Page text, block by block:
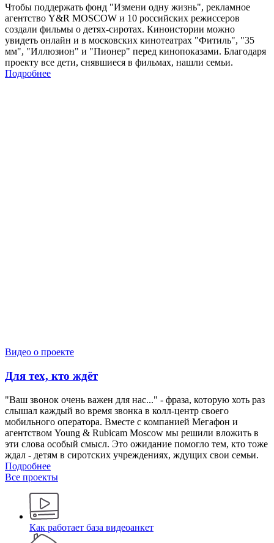
Чтобы поддержать фонд "Измени одну жизнь", рекламное
агентство Y&R MOSCOW и 10 российских режиссеров
создали фильмы о детях-сиротах. Киноистории можно
увидеть онлайн и в московских кинотеатрах "Фитиль", "35
мм", "Иллюзион" и "Пионер" перед кинопоказами. Благодаря
проекту все дети, снявшиеся в фильмах, нашли семьи.
Подробнее
Видео о проекте
Для тех, кто ждёт
"Ваш звонок очень важен для нас..." - фраза, которую хоть раз
слышал каждый во время звонка в колл-центр своего
мобильного оператора. Вместе с компанией Мегафон и
агентством Young & Rubicam Moscow мы решили вложить в
эти слова особый смысл. Это ожидание помогло тем, кто тоже
ждал - детям в сиротских учреждениях, ждущих свои семьи.
Подробнее
Все проекты
Как работает база видеоанкет